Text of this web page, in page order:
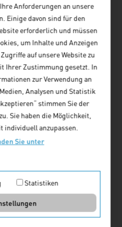
Anforderungen an unsere
Einige davon sind für den
erforderlich und müssen
um Inhalte und Anzeigen
auf unsere Website zu
Ihrer Zustimmung gesetzt. In
zur Verwendung an
Analysen und Statistik
stimmen Sie der
Sie haben die Möglichkeit,
individuell anzupassen.
Sie unter
Statistiken
im
Es
Thomas
Kuder
,
Seniorw
issensc
hafter
Sebastian
Beck
,
Seniorw
issensc
haftler
Rosenbaum